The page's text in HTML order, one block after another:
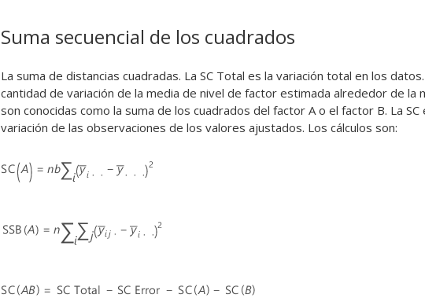
Suma secuencial de los cuadrados
La suma de distancias cuadradas. La SC Total es la variación total en los datos.
cantidad de variación de la media de nivel de factor estimada alrededor de la
son conocidas como la suma de los cuadrados del factor A o el factor B. La
variación de las observaciones de los valores ajustados. Los cálculos son: